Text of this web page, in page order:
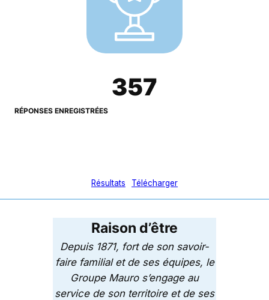
357
RÉPONSES ENREGISTRÉES
Résultats Télécharger
Raison d’être
Depuis 1871, fort de son savoir-
faire familial et de ses équipes, le
Groupe Mauro s’engage au
service de son territoire et de ses